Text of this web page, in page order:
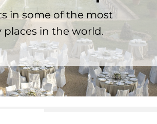
in some of the most
places in the world.